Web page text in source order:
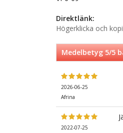
Direktlänk:
Högerklicka och
Medelbetyg5/5
2026-06-25
Afrina
2022-07-25